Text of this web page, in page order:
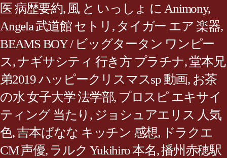
医 病歴要約, 風 と いっしょ に Animony,
Angela 武道館 セトリ , タイガー エア 楽器,
BEAMS BOY / ビッグタータン ワンピー
ス,ナギサシティ 行き方 プラチナ,堂本兄
弟2019 ハッピークリスマスsp 動画, お茶
の水 女子大学 法学部, プロスピ エキサイ
ティング 当たり , ジョシュアエリス 人気
色,吉本ばなな キッチン 感想, ドラクエ
CM 声優, ラルク Yukihiro 本名,播州赤穂駅